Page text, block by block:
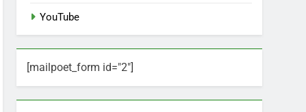
YouTube
[mailpoet_form id="2"]